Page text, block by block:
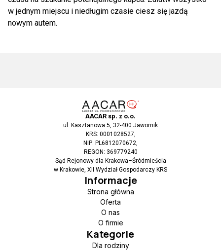
w jednym miejscu i niedługim czasie ciesz się jazdą
nowym autem.
AACAR sp. z o.o.
ul. Kasztanowa 5, 32-400 Jawornik
KRS: 0001028527,
NIP: PL6812070672,
REGON: 369779240
Sąd Rejonowy dla Krakowa–Śródmieścia
w Krakowie, XII Wydział Gospodarczy KRS
Informacje
Strona główna
Oferta
O nas
O firmie
Kategorie
Dla rodziny